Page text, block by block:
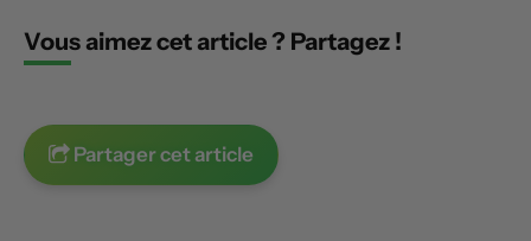
Vous aimez cet article ? Partagez !
Partager cet article